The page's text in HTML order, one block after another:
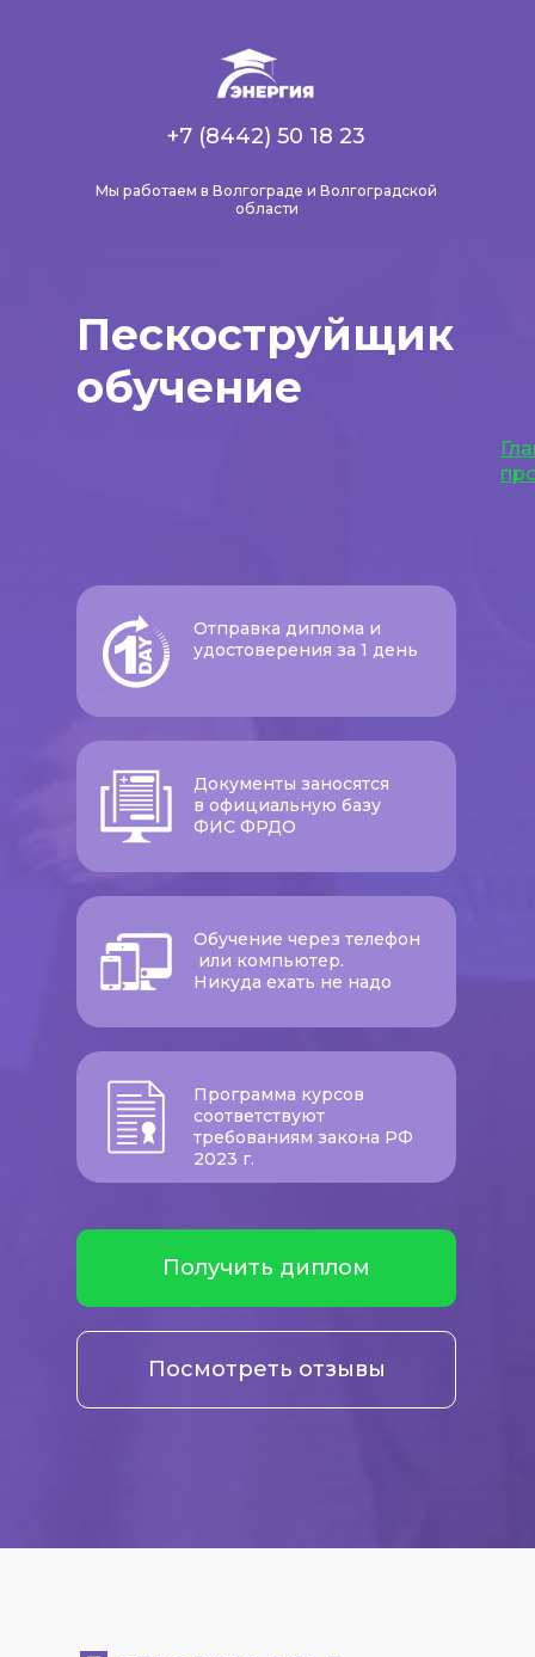
Мы работаем в Волгограде и Волгоградской
области
+7 (8442) 50 18 23
Пескоструйщик
обучение
Получить диплом
Отправка диплома и
удостоверения за 1 день
Документы заносятся
в официальную базу
ФИС ФРДО
Обучение через телефон
или компьютер.
Никуда ехать не надо
Программа курсов
соответствуют
требованиям закона РФ
2023 г.
Посмотреть отзывы